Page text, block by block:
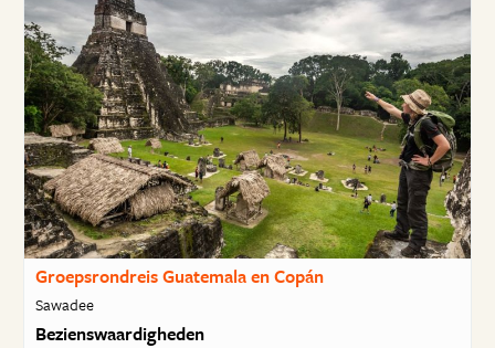
Groepsrondreis Guatemala en Copán
Sawadee
Bezienswaardigheden